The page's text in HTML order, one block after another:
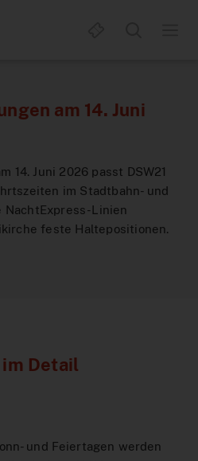
Park
Schule
Sozial
am 14. Juni
14. Juni 2026 passt DSW21
im Stadtbahn- und
NachtExpress-Linien
feste Haltepositionen.
Detail
und Feiertagen werden